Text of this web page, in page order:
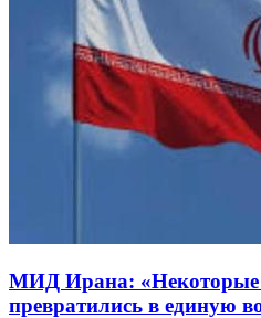
МИД Ирана: «Некоторые
превратились в единую